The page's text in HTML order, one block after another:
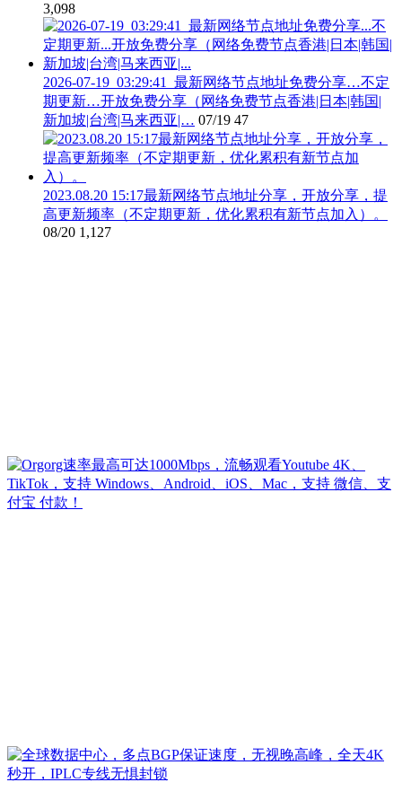
3,098
2026-07-19_03:29:41_最新网络节点地址免费分享…不定
期更新…开放免费分享（网络免费节点香港|日本|韩国|
新加坡|台湾|马来西亚|… 07/19 47
2023.08.20 15:17最新网络节点地址分享，开放分享，提
高更新频率（不定期更新，优化累积有新节点加入）。
08/20 1,127